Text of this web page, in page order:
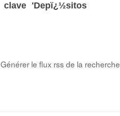
'Depï¿½sitos
Générer le flux rss de la recherche